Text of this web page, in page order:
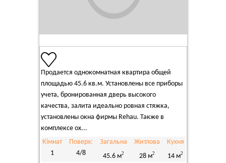
Продается однокомнатная квартира общей
площадью 45.6 кв.м. Установлены все приборы
учета, бронированная дверь высокого
качества, залита идеально ровная стяжка,
установлены окна фирмы Rehau. Также в
комплексе ох...
Кімнат
1
Поверх:
4/8
Загальна
45.6 м2
Житлова
28 м2
Кухня
14 м2